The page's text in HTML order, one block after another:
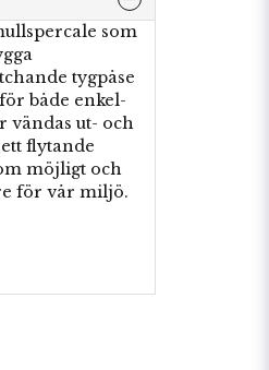
som
tygpåse
både enkel-
vändas ut- och
flytande
möjligt och
för vår miljö.